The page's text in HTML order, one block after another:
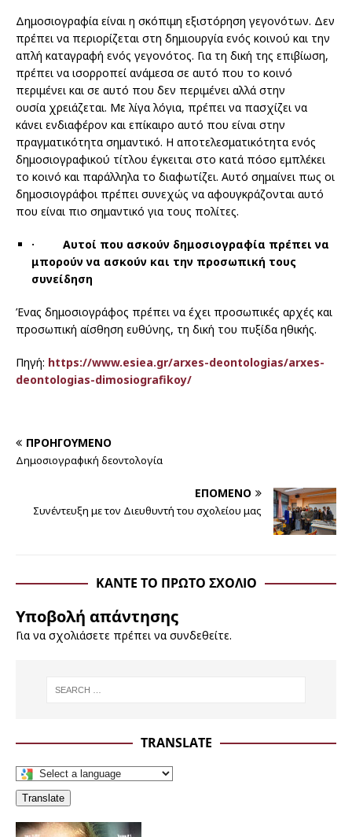
Δημοσιογραφία είναι η σκόπιμη εξιστόρηση γεγονότων. Δεν
πρέπει να περιορίζεται στη δημιουργία ενός κοινού και την
απλή καταγραφή ενός γεγονότος. Για τη δική της επιβίωση,
πρέπει να ισορροπεί ανάμεσα σε αυτό που το κοινό
περιμένει και σε αυτό που δεν περιμένει αλλά στην
ουσία χρειάζεται. Με λίγα λόγια, πρέπει να πασχίζει να
κάνει ενδιαφέρον και επίκαιρο αυτό που είναι στην
πραγματικότητα σημαντικό. Η αποτελεσματικότητα ενός
δημοσιογραφικού τίτλου έγκειται στο κατά πόσο εμπλέκει
το κοινό και παράλληλα το διαφωτίζει. Αυτό σημαίνει πως οι
δημοσιογράφοι πρέπει συνεχώς να αφουγκράζονται αυτό
που είναι πιο σημαντικό για τους πολίτες.
· Αυτοί που ασκούν δημοσιογραφία πρέπει να
μπορούν να ασκούν και την προσωπική τους
συνείδηση
Ένας δημοσιογράφος πρέπει να έχει προσωπικές αρχές και
προσωπική αίσθηση ευθύνης, τη δική του πυξίδα ηθικής.
Πηγή: https://www.esiea.gr/arxes-deontologias/arxes-
deontologias-dimosiografikoy/
ΠΡΟΗΓΟΎΜΕΝΟ
Δημοσιογραφική δεοντολογία
ΕΠΌΜΕΝΟ
Συνέντευξη με τον Διευθυντή του σχολείου μας
ΚΆΝΤΕ ΤΟ ΠΡΏΤΟ ΣΧΌΛΙΟ
Υποβολή απάντησης
Για να σχολιάσετε πρέπει να συνδεθείτε.
TRANSLATE
Translate